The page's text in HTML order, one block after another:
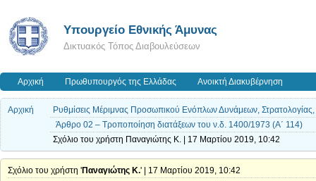
Υπουργείο Εθνικής Άμυνας
Δικτυακός Τόπος Διαβουλεύσεων
Αρχική Πρωθυπουργός της Ελλάδας Ανοικτή Διακυβέρνηση
Αρχική
Ρυθμίσεις Μέριμνας Προσωπικού Ενόπλων Δυνάμεων, Στρατολογίας,
Άρθρο 02 – Τροποποίηση διατάξεων του ν.δ. 1400/1973 (Α΄ 114)
Σχόλιο του χρήστη Παναγιώτης Κ. | 17 Μαρτίου 2019, 10:42
Σχόλιο του χρήστη 'Παναγιώτης Κ.' | 17 Μαρτίου 2019, 10:42